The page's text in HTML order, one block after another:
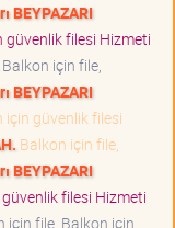
BEYPAZARI
güvenlik filesi Hizmeti
Balkon için file,
BEYPAZARI
için güvenlik filesi
Balkon için file,
BEYPAZARI
filesi Hizmeti
için file, Balkon için